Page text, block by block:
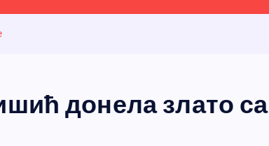
донела злато са